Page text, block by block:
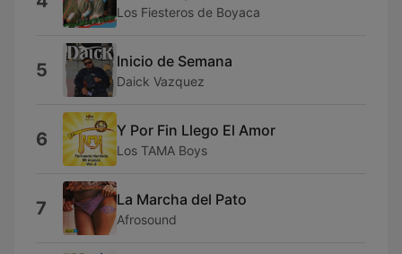
Los Fiesteros de Boyaca
5 Inicio de Semana
Daick Vazquez
6 Y Por Fin Llego El Amor
Los TAMA Boys
7 La Marcha del Pato
Afrosound